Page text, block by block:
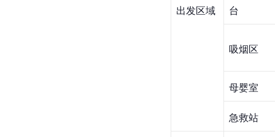
出发区域
台
吸烟区
母婴室
急救站